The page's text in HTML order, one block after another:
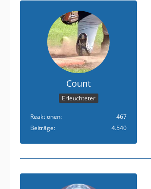
Count
Erleuchteter
Reaktionen
467
Beiträge
4.540